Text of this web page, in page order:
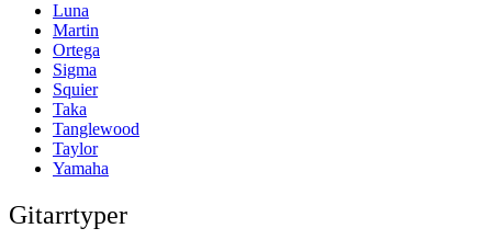
Luna
Martin
Ortega
Sigma
Squier
Taka
Tanglewood
Taylor
Yamaha
Gitarrtyper